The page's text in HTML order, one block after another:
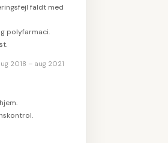
faldt med
polyfarmaci.
2018 – aug 2021